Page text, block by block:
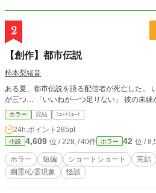
2
【創作】都市伝説
柿本梨緒音
ある夏、都市伝説を語る配信者が死亡した。 いいねが一つ いいねが二つ いいね
が三つ… 「いいねが
ホラー 完結 ｼｮｰﾄｼｮｰﾄ
24h.ポイント 285pt
小説 4,609 位 / 228,740件 ホラー 42 位 /
ホラー 短編 ショートショート 完結
幽霊/心霊現象
怪談